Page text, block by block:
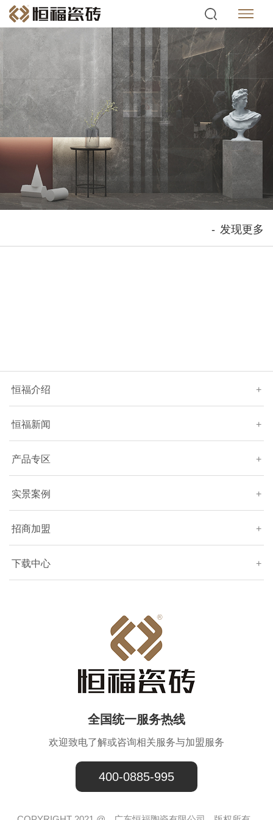
- 发现更多
恒福介绍 +
恒福新闻 +
产品专区 +
实景案例 +
招商加盟 +
下载中心 +
全国统一服务热线
欢迎致电了解或咨询相关服务与加盟服务
400-0885-995